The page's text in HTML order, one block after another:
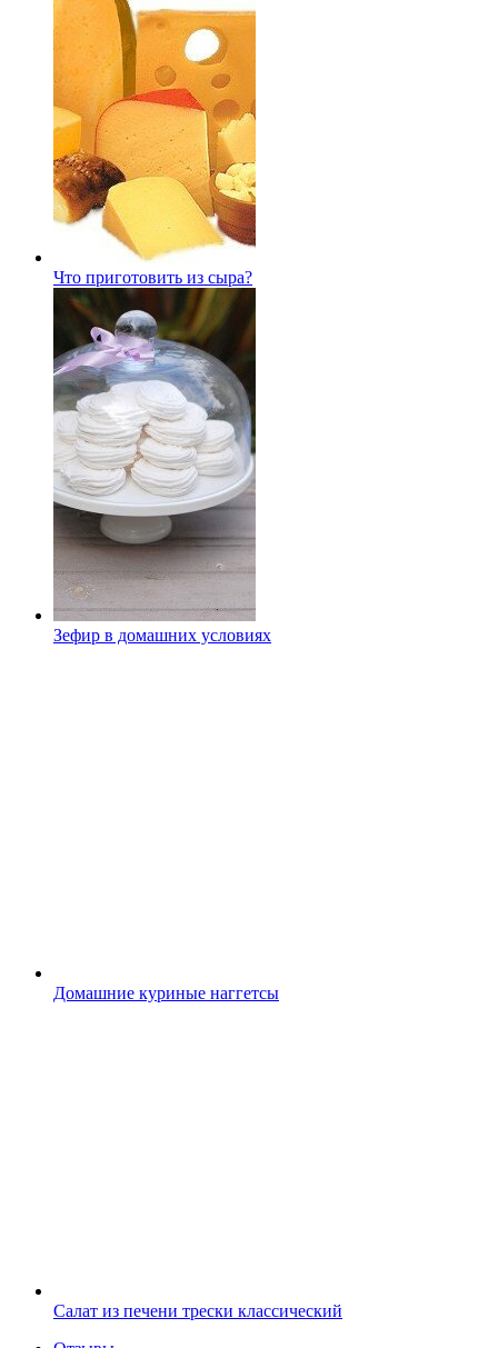
Что приготовить из сыра?
Зефир в домашних условиях
Домашние куриные наггетсы
Салат из печени трески классический